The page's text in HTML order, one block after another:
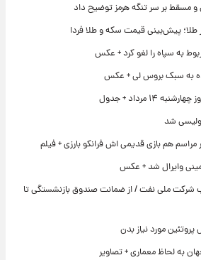
و مسقط بر سر تنگه هرمز توضیح داد
طلا؛ پیش‌بینی قیمت سکه و طلا فردا
به سپاه را لغو کرد + عکس
به سبک بروس لی + عکس
مرداد + جدول
شد
مراسم هم بازی قدیمی اش فرانکو بارزی + فیلم
وایرال شد + عکس
ملی نفت / از ضمانت صندوق بازنشستگی تا
مورد نیاز بدن
به لحاظ معماری + تصاویر